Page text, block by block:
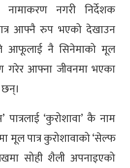
नामाकरण नगरी निर्देशक
आफ्नै रुप भएको देखाउन
आफूलाई नै सिनेमाको मूल
गरेर आफ्ना जीवनमा भएका
‘कुरोशावा’ कै नाम
मूल पात्र कुरोशावाको ‘सेल्फ
सोही शैली अपनाइएको